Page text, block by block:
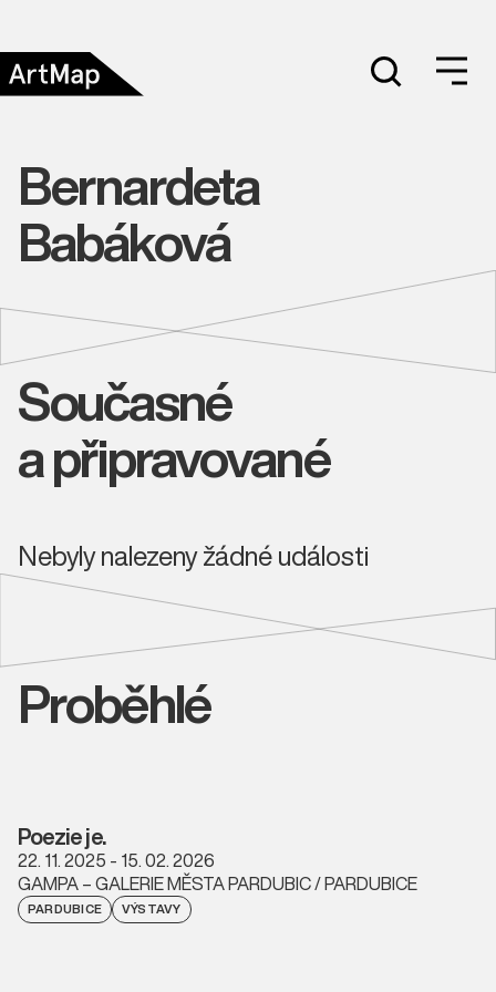
Bernardeta
Babáková
Současné
a připravované
Nebyly nalezeny žádné události
Proběhlé
Poezie je.
22. 11. 2025 - 15. 02. 2026
GAMPA – GALERIE MĚSTA PARDUBIC / PARDUBICE
PARDUBICE VÝSTAVY